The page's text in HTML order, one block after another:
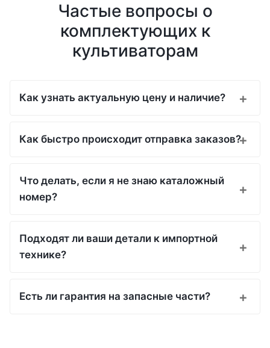
Частые вопросы о
комплектующих к
культиваторам
Как узнать актуальную цену и наличие?
Как быстро происходит отправка заказов?
Что делать, если я не знаю каталожный
номер?
Подходят ли ваши детали к импортной
технике?
Есть ли гарантия на запасные части?